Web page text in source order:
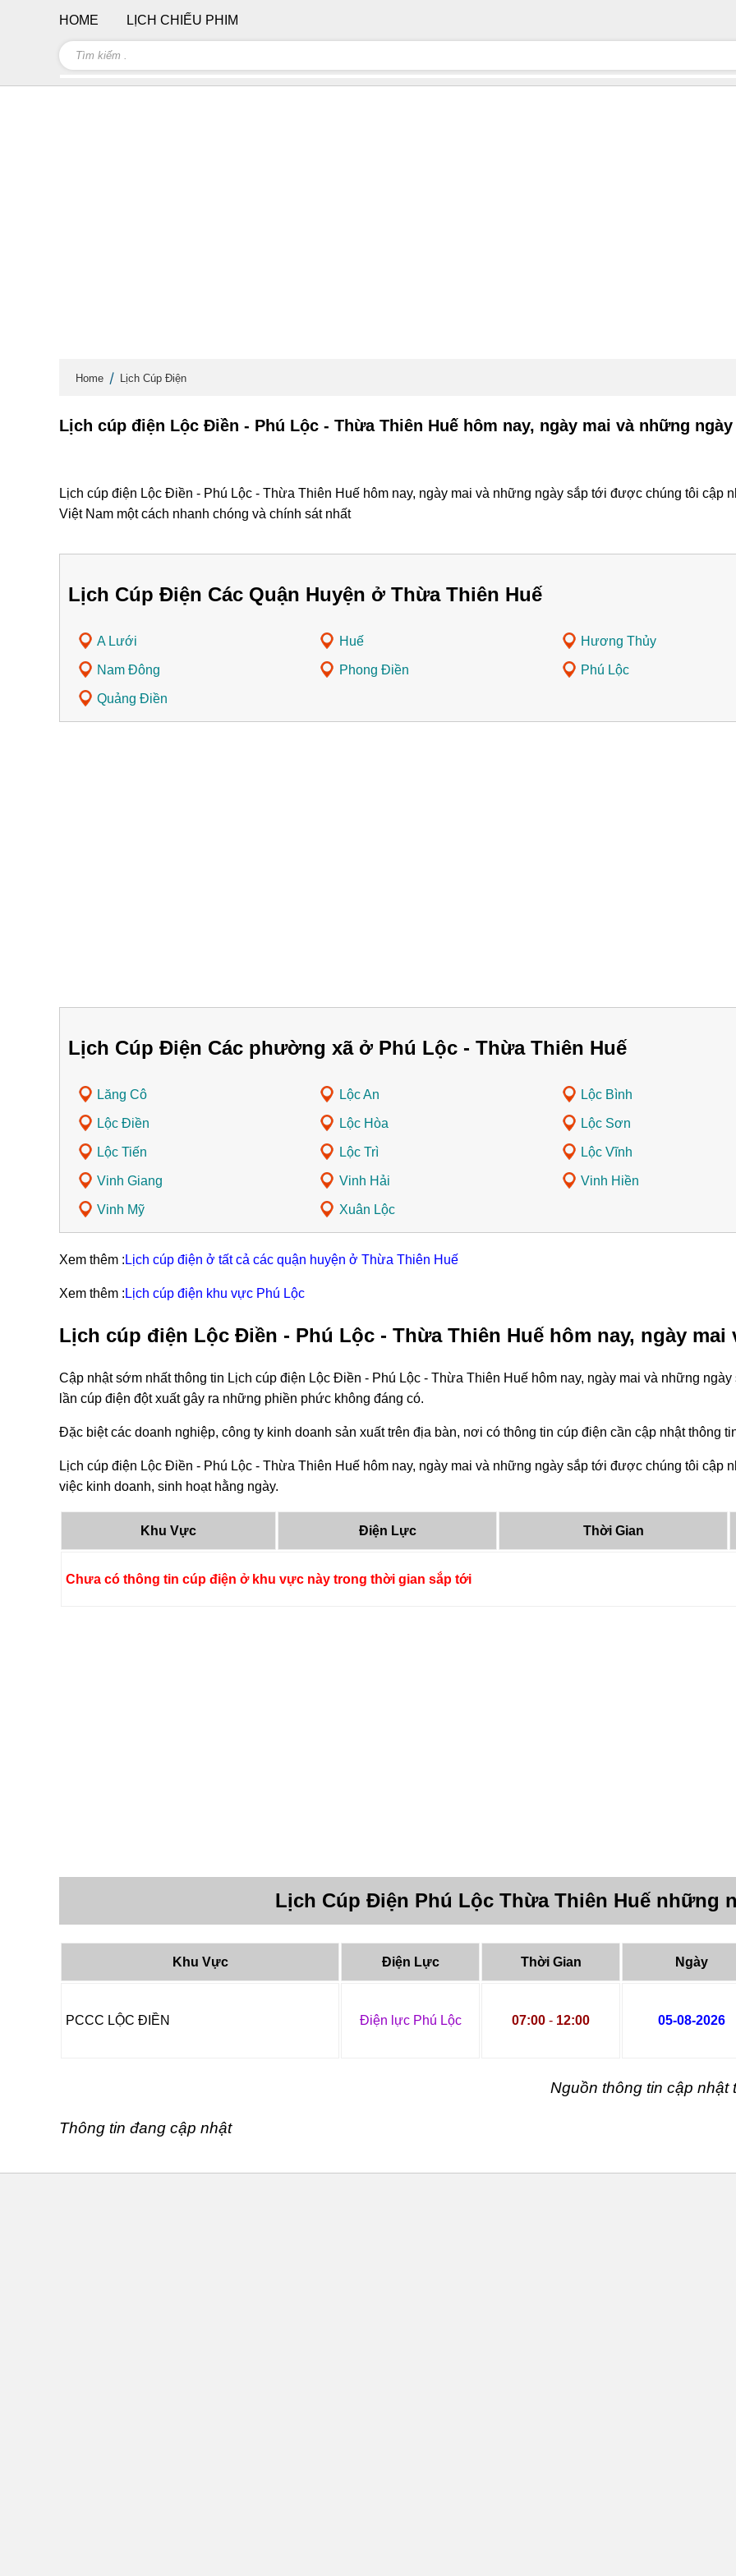
Home Lịch Cúp Điện
Lịch cúp điện Lộc Điền - Phú Lộc - Thừa Thiên Huế hôm nay, ngày mai và những
Lịch cúp điện Lộc Điền - Phú Lộc - Thừa Thiên Huế hôm nay, ngày mai và những ngày sắp tới được chúng tôi cập
Việt Nam một cách nhanh chóng và chính sát nhất
Lịch Cúp Điện Các Quận Huyện ở Thừa Thiên Huế
A Lưới Huế Hương Thủy
Nam Đông Phong Điền Phú Lộc
Quảng Điền
Lịch Cúp Điện Các phường xã ở Phú Lộc - Thừa Thiên Huế
Lăng Cô Lộc An Lộc Bình
Lộc Điền Lộc Hòa Lộc Sơn
Lộc Tiến Lộc Trì Lộc Vĩnh
Vinh Giang Vinh Hải Vinh Hiền
Vinh Mỹ Xuân Lộc
Xem thêm : Lịch cúp điện ở tất cả các quận huyện ở Thừa Thiên Huế
Xem thêm : Lịch cúp điện khu vực Phú Lộc
Lịch cúp điện Lộc Điền - Phú Lộc - Thừa Thiên Huế hôm nay, ngày
Cập nhật sớm nhất thông tin Lịch cúp điện Lộc Điền - Phú Lộc - Thừa Thiên Huế hôm nay, ngày mai và những
lần cúp điện đột xuất gây ra những phiền phức không đáng có.
Đặc biệt các doanh nghiệp, công ty kinh doanh sản xuất trên địa bàn, nơi có thông tin cúp điện cần cập nhật thông
Lịch cúp điện Lộc Điền - Phú Lộc - Thừa Thiên Huế hôm nay, ngày mai và những ngày sắp tới được chúng tôi cập
việc kinh doanh, sinh hoạt hằng ngày.
Khu Vực Điện Lực Thời Gian
Chưa có thông tin cúp điện ở khu vực này trong thời gian sắp tới
Lịch Cúp Điện Phú Lộc Thừa Thiên Huế những
Khu Vực Điện Lực Thời Gian Ngày
PCCC LỘC ĐIỀN Điện lực Phú Lộc 07:00 - 12:00 05-08-2026
Nguồn thông tin cập nhật
Thông tin đang cập nhật
HOME LỊCH CHIẾU PHIM